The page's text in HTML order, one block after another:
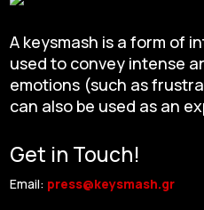
A keysmash is a form of
used to convey intense
emotions (such as
can also be used as an
Get in Touch!
Email: press@keysmash.gr